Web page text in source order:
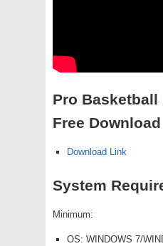
Pro Basketball
Free Download
Download Link
System
Minimum:
OS: WINDOWS 7/